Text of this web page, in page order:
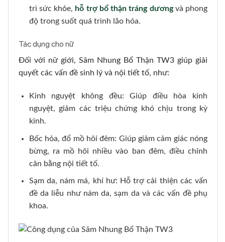
trì sức khỏe, hỗ trợ bổ thận tráng dươngvà phong
độ trong suốt quá trình lão hóa.
Tác dụng cho nữ
Đối với nữ giới, Sâm Nhung Bổ Thận TW3 giúp giải
quyết các vấn đề sinh lý và nội tiết tố, như:
Kinh nguyệt không đều: Giúp điều hòa kinh
nguyệt, giảm các triệu chứng khó chịu trong kỳ
kinh.
Bốc hỏa, đổ mồ hôi đêm: Giúp giảm cảm giác nóng
bừng, ra mồ hôi nhiều vào ban đêm, điều chỉnh
cân bằng nội tiết tố.
Sạm da, nám má, khí hư: Hỗ trợ cải thiện các vấn
đề da liễu như nám da, sạm da và các vấn đề phụ
khoa.